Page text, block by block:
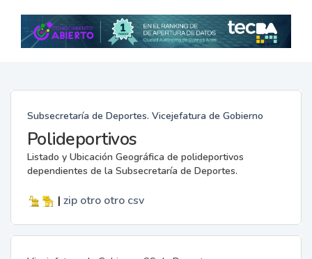
Subsecretaría de Deportes. Vicejefatura de Gobierno
Polideportivos
Listado y Ubicación Geográfica de polideportivos
dependientes de la Subsecretaría de Deportes.
| zip otro otro csv